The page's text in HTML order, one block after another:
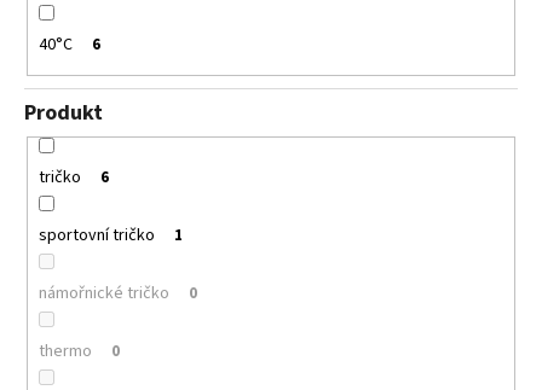
40°C 6
Produkt
tričko 6
sportovní tričko 1
námořnické tričko 0
thermo 0